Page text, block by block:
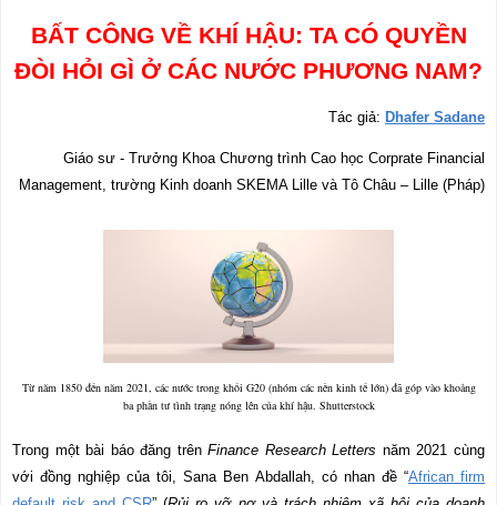
BẤT CÔNG VỀ KHÍ HẬU: TA CÓ QUYỀN
ĐÒI HỎI GÌ Ở CÁC NƯỚC PHƯƠNG NAM?
Tác giả: Dhafer Sadane
Giáo sư - Trưởng Khoa Chương trình Cao học Corprate Financial
Management, trường Kinh doanh SKEMA Lille và Tô Châu – Lille (Pháp)
Từ năm 1850 đến năm 2021, các nước trong khối G20 (nhóm các nền kinh tế lớn) đã góp vào khoảng
ba phần tư tình trạng nóng lên của khí hậu. Shutterstock
Trong một bài báo đăng trênFinance Research Letters năm 2021 cùng
với đồng nghiệp của tôi, Sana Ben Abdallah, có nhan đề “African firm